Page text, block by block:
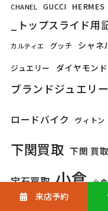
来店予約
CHANEL GUCCI HERMES
_トップスライド用
カルティエ グッチ シャネ
ジュエリー ダイヤモンド
ブランドジュエリー
ロードバイク ヴィトン
下関買取 下関 買取
宝石買取 小倉 小